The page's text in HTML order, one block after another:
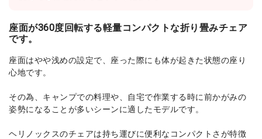
座面が360度回転する軽量コンパクトな折り畳みチェア
です。
座面はやや浅めの設定で、座った際にも体が起きた状態の座り
心地です。
その為、キャンプでの料理や、自宅で作業する時に前かがみの
姿勢になることが多いシーンに適したモデルです。
ヘリノックスのチェアは持ち運びに便利なコンパクトさが特徴